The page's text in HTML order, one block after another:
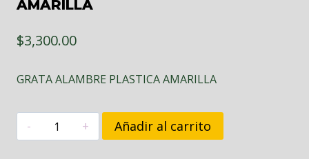
AMARILLA
$3,300.00
GRATA ALAMBRE PLASTICA AMARILLA
GRATA
Añadir al carrito